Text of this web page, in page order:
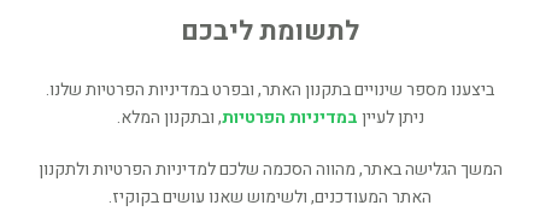
רכישה ישירה
ארצות התן
לתשומת ליבכם
ביצענו מספר שינויים בתקנון האתר, ובפרט במדיניות הפרטיות שלנו.
ניתן לעייןבמדיניות הפרטיות, ובתקנון המלא.
המשך הגלישה באתר, מהווה הסכמה שלכם למדיניות הפרטיות ולתקנון
האתר המעודכנים, ולשימוש שאנו עושים בקוקיז.